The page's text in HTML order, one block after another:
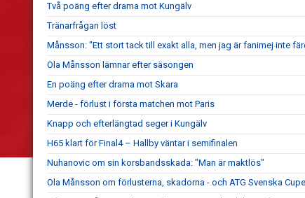
Två poäng efter drama mot Kungälv
Tränarfrågan löst
Månsson: "Ett stort tack till exakt alla, men jag är fanimej inte
Ola Månsson lämnar efter säsongen
En poäng efter drama mot Skara
Merde - förlust i första matchen mot Paris
Knapp och efterlängtad seger i Kungälv
H65 klart för Final4 – Hallby väntar i semifinalen
Nuhanovic om sin korsbandsskada: "Man är maktlös"
Ola Månsson om förlusterna, skadorna - och ATG Svenska